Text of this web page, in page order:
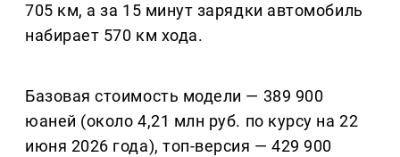
705 км, а за 15 минут зарядки автомобиль
набирает 570 км хода.
Базовая стоимость модели — 389 900
юаней (около 4,21 млн руб. по курсу на 22
июня 2026 года), топ-версия — 429 900